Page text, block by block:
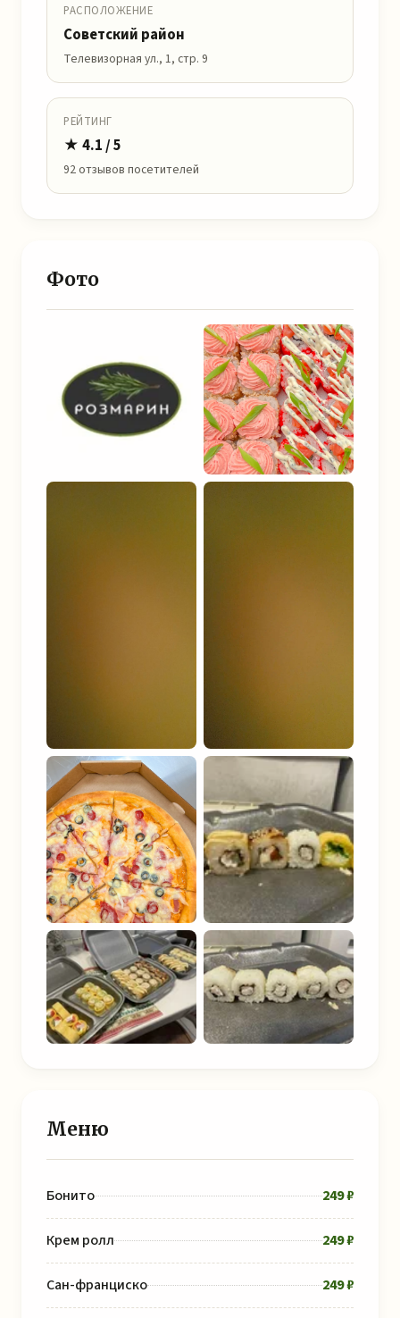
РАСПОЛОЖЕНИЕ
Советский район
Телевизорная ул., 1, стр. 9
РЕЙТИНГ
★ 4.1 / 5
92 отзывов посетителей
Фото
Меню
Бонито 249 ₽
Крем ролл 249 ₽
Сан-франциско 249 ₽